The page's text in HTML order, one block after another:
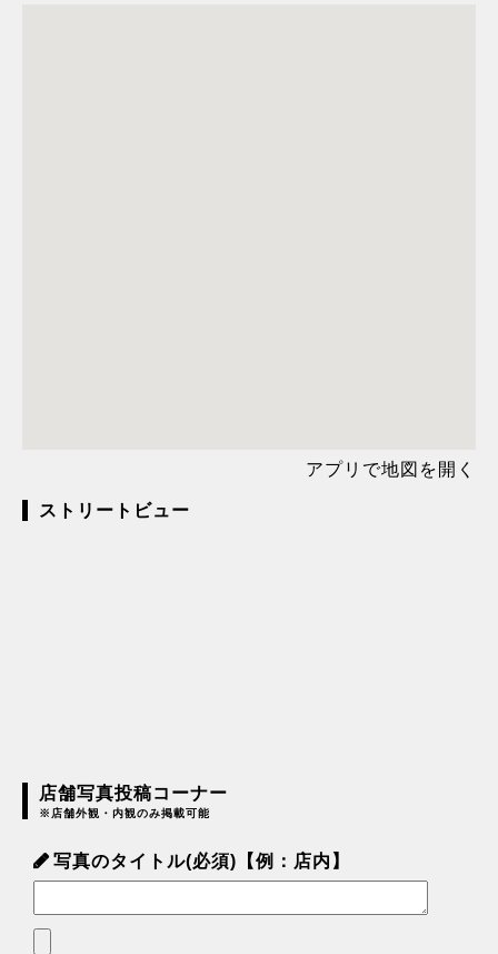
アプリで地図を開く
ストリートビュー
店舗写真投稿コーナー
※店舗外観・内観のみ掲載可能
写真のタイトル(必須)【例：店内】